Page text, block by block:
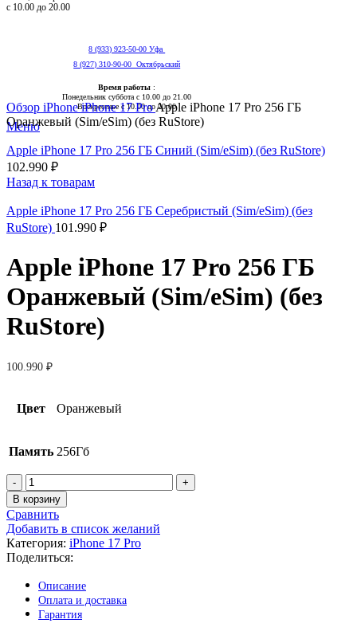
с 10.00 до 20.00
8 (933) 923-50-00 Уфа
8 (927) 310-90-00 Октябрьский
Время работы :
Понедельник суббота с 10.00 до 21.00
Воскресенье с 10.00 до 20.00
Меню
Нажмите, чтобы увеличить
Обзор iPhoneiPhone 17 ProApple iPhone 17 Pro 256 ГБ
Оранжевый (Sim/eSim) (без RuStore)
Apple iPhone 17 Pro 256 ГБ Синий (Sim/eSim) (без RuStore)
102.990 ₽
Назад к товарам
Apple iPhone 17 Pro 256 ГБ Серебристый (Sim/eSim) (без
RuStore) 101.990 ₽
Apple iPhone 17 Pro 256 ГБ
Оранжевый (Sim/eSim) (без
RuStore)
100.990 ₽
Цвет Оранжевый
Память 256Гб
Количество
товара
Apple
iPhone
17
Pro
256
ГБ
Оранжевый
(Sim/eSim)
(без
В корзину
Сравнить
Добавить в список желаний
Категория: iPhone 17 Pro
Поделиться:
Описание
Оплата и доставка
Гарантия